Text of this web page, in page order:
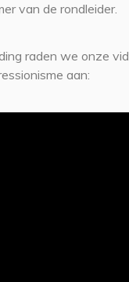
van de rondleider.
raden we onze
aan: